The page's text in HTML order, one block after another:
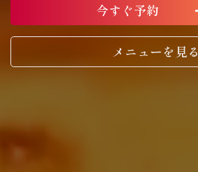
今すぐ予約
メニューを見る